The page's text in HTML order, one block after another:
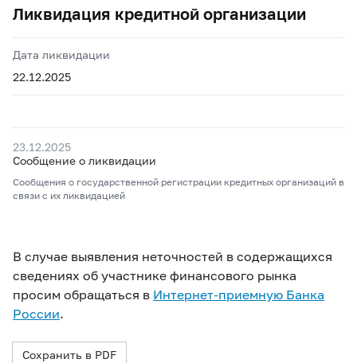
Ликвидация кредитной организации
Дата ликвидации
22.12.2025
23.12.2025
Сообщение о ликвидации
Сообщения о государственной регистрации кредитных организаций в
связи с их ликвидацией
В случае выявления неточностей в содержащихся
сведениях об участнике финансового рынка
просим обращаться в Интернет-приемную Банка
России.
Сохранить в PDF